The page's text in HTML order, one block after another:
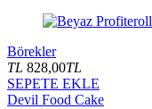
Börekler
TL 828,00TL
SEPETE EKLE
Devil Food Cake